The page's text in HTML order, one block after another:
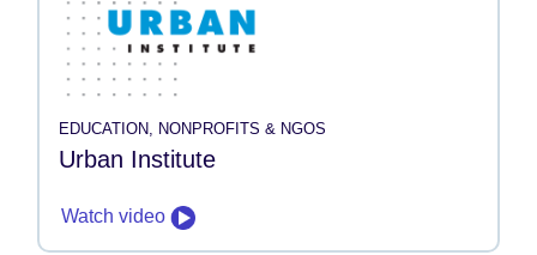
EDUCATION, NONPROFITS & NGOS
Urban Institute
Watch video